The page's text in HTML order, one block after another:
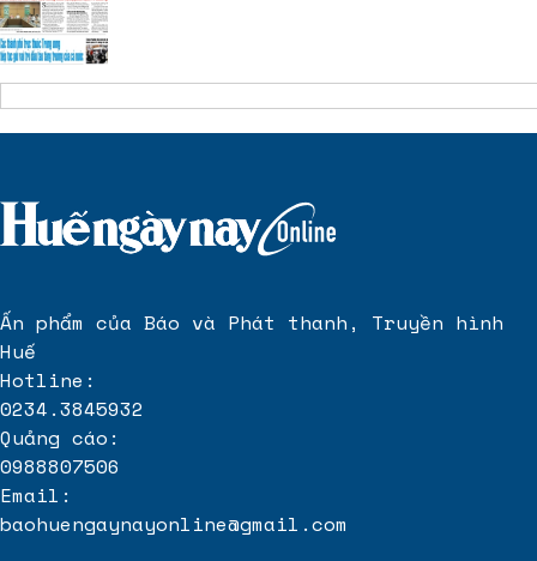
Ấn phẩm của Báo và Phát thanh, Truyền hình
Huế
Hotline:
0234.3845932
Quảng cáo:
0988807506
Email:
baohuengaynayonline@gmail.com